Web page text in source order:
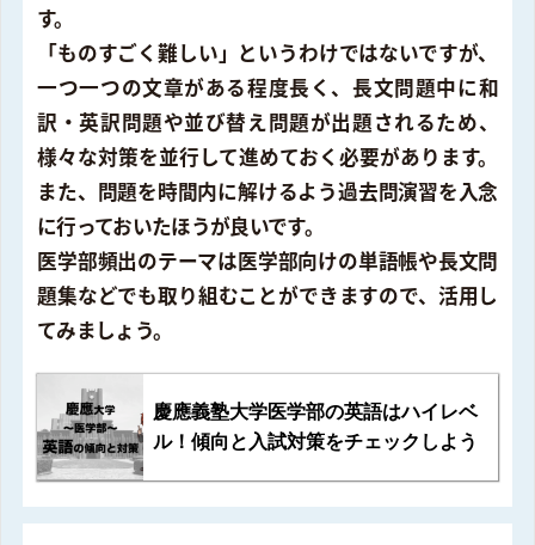
す。
「ものすごく難しい」というわけではないですが、
一つ一つの文章がある程度長く、長文問題中に和
訳・英訳問題や並び替え問題が出題されるため、
様々な対策を並行して進めておく必要があります。
また、問題を時間内に解けるよう過去問演習を入念
に行っておいたほうが良いです。
医学部頻出のテーマは医学部向けの単語帳や長文問
題集などでも取り組むことができますので、活用し
てみましょう。
慶應義塾大学医学部の英語はハイレベ
ル！傾向と入試対策をチェックしよう